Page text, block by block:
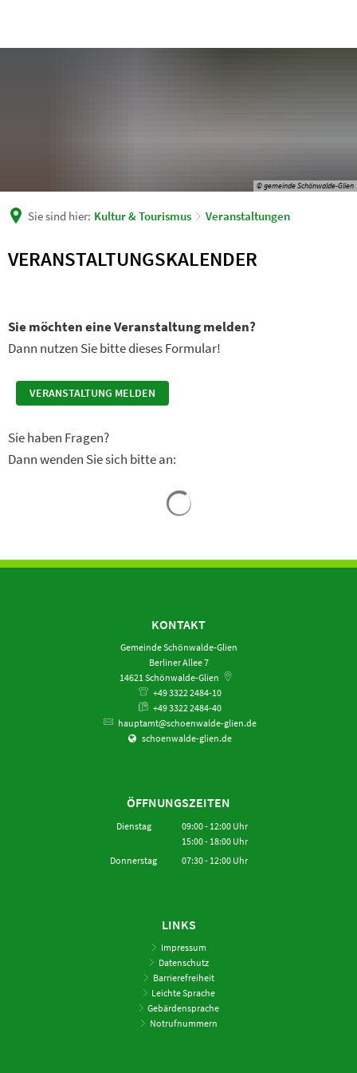
© gemeinde Schönwalde-Glien
Sie sind hier: Kultur & Tourismus Veranstaltungen
Veranstaltungen
VERANSTALTUNGSKALENDER
Sie möchten eine Veranstaltung melden?
Dann nutzen Sie bitte dieses Formular!
VERANSTALTUNG MELDEN
Sie haben Fragen?
Dann wenden Sie sich bitte an:
KONTAKT
Gemeinde Schönwalde-Glien
Berliner Allee 7
14621Schönwalde-Glien
+49 3322 2484-10
+49 3322 2484-40
hauptamt@schoenwalde-glien.de
schoenwalde-glien.de
ÖFFNUNGSZEITEN
Dienstag 09:00- 12:00Uhr
Von 09:00 bis 12:00 Uhr
15:00- 18:00Uhr
Von 15:00 bis 18:00 Uhr
Donnerstag 07:30- 12:00Uhr
LINKS
Impressum
Datenschutz
Barrierefreiheit
Leichte Sprache
Gebärdensprache
Notrufnummern